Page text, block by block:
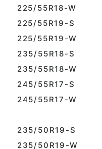
225/55R18-W
225/55R19-S
225/55R19-W
235/55R18-S
235/55R18-W
245/55R17-S
245/55R17-W
235/50R19-S
235/50R19-W